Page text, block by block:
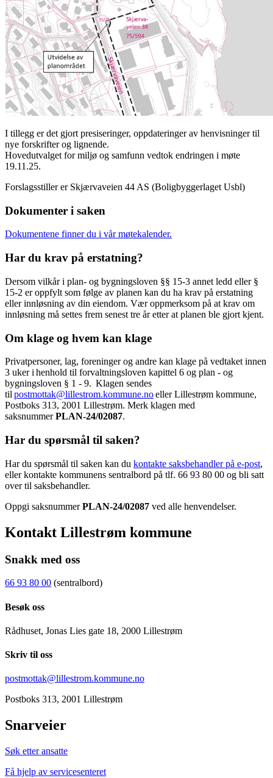
I tillegg er det gjort presiseringer, oppdateringer av henvisninger til
nye forskrifter og lignende.
Hovedutvalget for miljø og samfunn vedtok endringen i møte
19.11.25.
Forslagsstiller er Skjærvaveien 44 AS (Boligbyggerlaget Usbl)
Dokumenter i saken
Dokumentene finner du i vår møtekalender.
Har du krav på erstatning?
Dersom vilkår i plan- og bygningsloven §§ 15-3 annet ledd eller §
15-2 er oppfylt som følge av planen kan du ha krav på erstatning
eller innløsning av din eiendom. Vær oppmerksom på at krav om
innløsning må settes frem senest tre år etter at planen ble gjort kjent.
Om klage og hvem kan klage
Privatpersoner, lag, foreninger og andre kan klage på vedtaket innen
3 uker i henhold til forvaltningsloven kapittel 6 og plan - og
bygningsloven § 1 - 9. Klagen sendes
til postmottak@lillestrom.kommune.noeller Lillestrøm kommune,
Postboks 313, 2001 Lillestrøm. Merk klagen med
saksnummerPLAN-24/02087.
Har du spørsmål til saken?
Har du spørsmål til saken kan du kontakte saksbehandler på e-post,
eller kontakte kommunens sentralbord på tlf. 66 93 80 00 og bli satt
over til saksbehandler.
Oppgi saksnummerPLAN-24/02087 ved alle henvendelser.
Kontakt Lillestrøm kommune
Snakk med oss
66 93 80 00 (sentralbord)
Besøk oss
Rådhuset, Jonas Lies gate 18, 2000 Lillestrøm
Skriv til oss
postmottak@lillestrom.kommune.no
Postboks 313, 2001 Lillestrøm
Snarveier
Søk etter ansatte
Få hjelp av servicesenteret